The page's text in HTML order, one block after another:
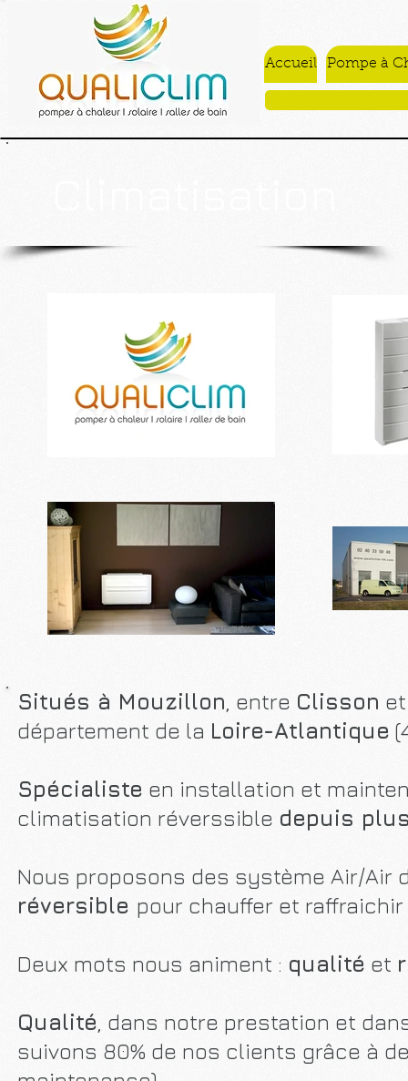
Accueil Pompe à
Situés à Mouzillon , entre Clisson
département de la Loire-Atlantique
Spécialiste en installation et
climatisation réverssible depuis
Nous proposons des système Air/Air
réversible pour chauffer et
Deux mots nous animent : qualité et
Qualité , dans notre prestation et
suivons 80% de nos clients grâce à